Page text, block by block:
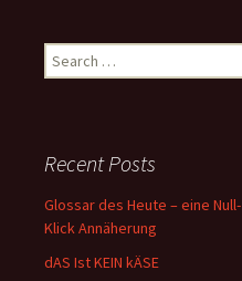
Search
for:
Recent Posts
Glossar des Heute – eine Null-
Klick Annäherung
dAS Ist KEIN kÄSE